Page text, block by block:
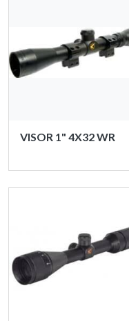
VISOR 1" 4X32 WR